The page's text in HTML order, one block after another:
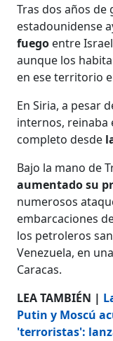
Tras dos años de
estadounidense
fuego entre
aunque los
en ese territorio
En Siria, a pesar
internos, reinaba
completo desde
Bajo la mano de
aumentado su
numerosos
embarcaciones
los petroleros
Venezuela, en
Caracas.
LEA TAMBIÉN |
Putin y Moscú
'terroristas':